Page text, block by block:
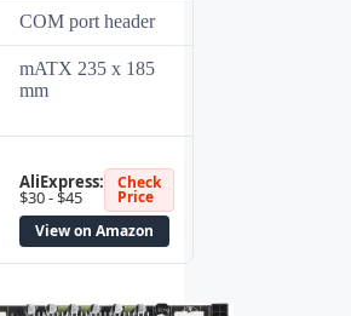
COM port header
mATX 235 x 185
mm
AliExpress:
$30 - $45
Check
Price
View on Amazon